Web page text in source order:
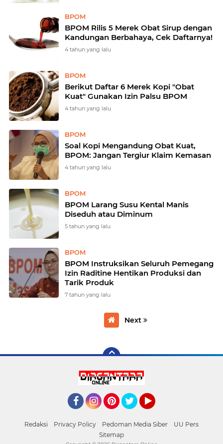
BPOM
BPOM Rilis 5 Merek Obat Sirup dengan
Kandungan Berbahaya, Cek Daftarnya!
4 tahun yang lalu
BPOM
Berikut Daftar 6 Merek Kopi "Obat
Kuat" Gunakan Izin Palsu BPOM
4 tahun yang lalu
BPOM
Soal Kopi Mengandung Obat Kuat,
BPOM: Jangan Tergiur Klaim Kemasan
4 tahun yang lalu
BPOM
BPOM Larang Susu Kental Manis
Diseduh atau Diminum
5 tahun yang lalu
BPOM
BPOM Instruksikan Seluruh Pemegang
Izin Raditine Hentikan Produksi dan
Tarik Produk
7 tahun yang lalu
Next
Redaksi Privacy Policy Pedoman Media Siber
UU Pers
Sitemap